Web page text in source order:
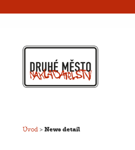
Úvod > News detail